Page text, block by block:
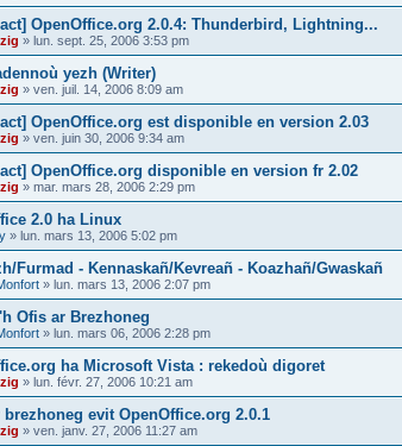
OpenOffice.org 2.0.4: Thunderbird, Lightning...
» lun. sept. 25, 2006 3:53 pm
yezh (Writer)
» ven. juil. 14, 2006 8:09 am
OpenOffice.org est disponible en version 2.03
» ven. juin 30, 2006 9:34 am
OpenOffice.org disponible en version fr 2.02
» mar. mars 28, 2006 2:29 pm
2.0 ha Linux
» lun. mars 13, 2006 5:02 pm
Furmad - Kennaskañ/Kevreañ - Koazhañ/Gwaskañ
» lun. mars 13, 2006 2:07 pm
Ofis ar Brezhoneg
» lun. mars 06, 2006 2:28 pm
ha Microsoft Vista : rekedoù digoret
» lun. févr. 27, 2006 10:21 am
brezhoneg evit OpenOffice.org 2.0.1
» ven. janv. 27, 2006 11:27 am